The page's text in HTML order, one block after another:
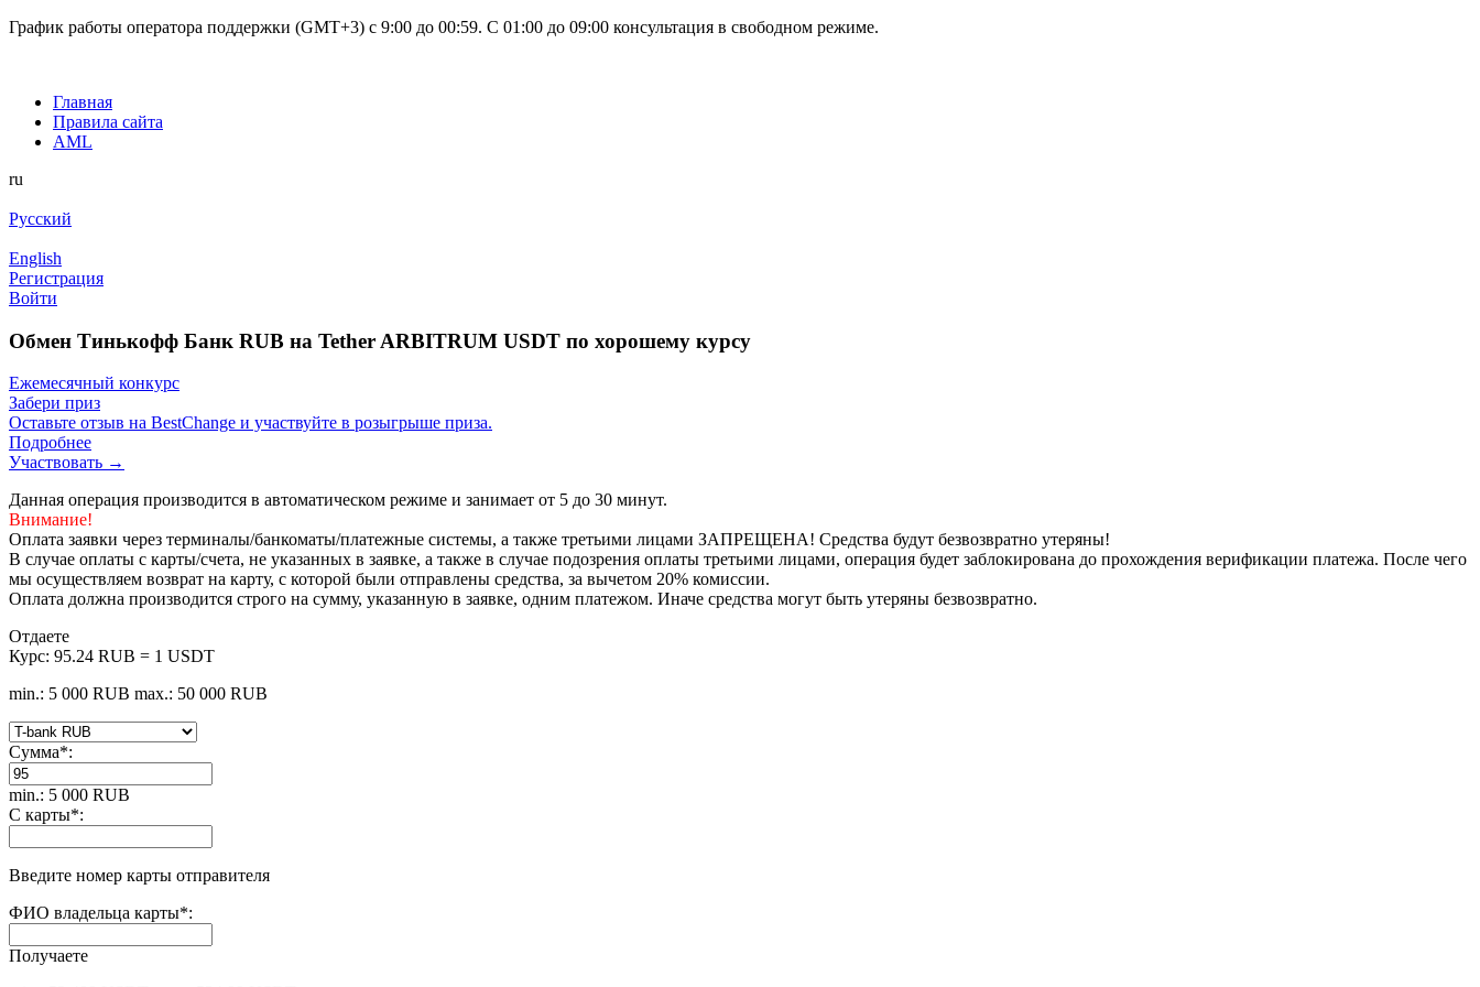
График работы оператора поддержки (GMT+3) c 9:00 до 00:59. С 01:00 до 09:00 консультация в свободном режиме.
Главная
Правила сайта
AML
ru
Русский
English
Регистрация
Войти
Обмен Тинькофф Банк RUB на Tether ARBITRUM USDT по хорошему курсу
Ежемесячный конкурс
Забери приз
Оставьте отзыв на BestChange и участвуйте в розыгрыше приза.
Подробнее
Участвовать →
Данная операция производится в автоматическом режиме и занимает от 5 до 30 минут.
Внимание!
Оплата заявки через терминалы/банкоматы/платежные системы, а также третьими лицами ЗАПРЕЩЕНА! Средства будут безвозвратно утеряны!
В случае оплаты с карты/счета, не указанных в заявке, а также в случае подозрения оплаты третьими лицами, операция будет заблокирована до прохождения верификации платежа. После чего
мы осуществляем возврат на карту, с которой были отправлены средства, за вычетом 20% комиссии.
Оплата должна производится строго на сумму, указанную в заявке, одним платежом. Иначе средства могут быть утеряны безвозвратно.
Отдаете
Курс: 95.24 RUB = 1 USDT
min.: 5 000 RUB max.: 50 000 RUB
Сумма*:
min.: 5 000 RUB
С карты*:
Введите номер карты отправителя
ФИО владельца карты*:
Получаете